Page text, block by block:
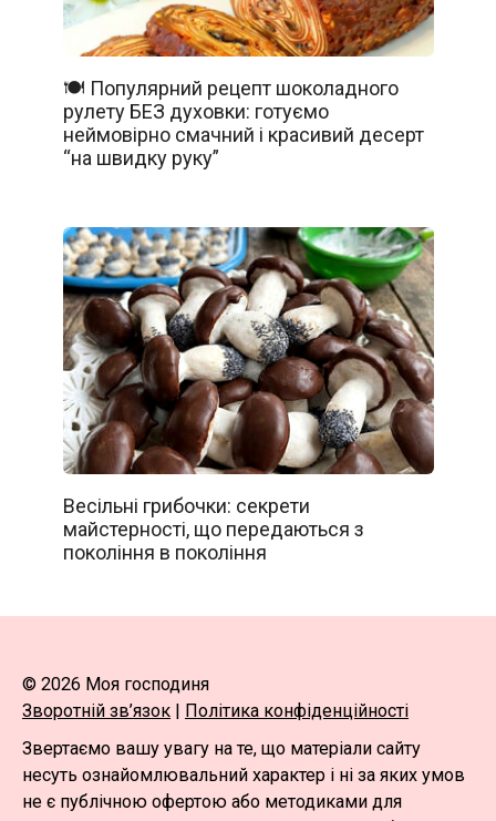
🍽️ Популярний рецепт шоколадного
рулету БЕЗ духовки: готуємо
неймовірно смачний і красивий десерт
“на швидку руку”
Весільні грибочки: секрети
майстерності, що передаються з
покоління в покоління
© 2026 Моя господиня
Зворотній зв’язок
Політика конфіденційності
Звертаємо вашу увагу на те, що матеріали сайту
несуть ознайомлювальний характер і ні за яких умов
не є публічною офертою або методиками для